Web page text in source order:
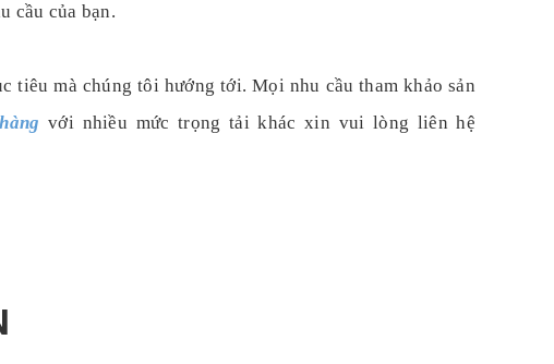
cầu của bạn.
tiêu mà chúng tôi hướng tới. Mọi nhu cầu tham khảo sản
với nhiều mức trọng tải khác xin vui lòng liên hệ